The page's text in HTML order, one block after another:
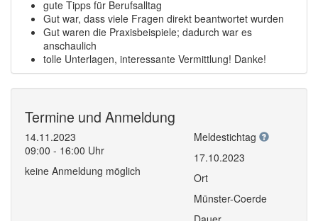
gute Tipps für Berufsalltag
Gut war, dass viele Fragen direkt beantwortet wurden
Gut waren die Praxisbeispiele; dadurch war es
anschaulich
tolle Unterlagen, interessante Vermittlung! Danke!
Termine und Anmeldung
14.11.2023
09:00 - 16:00 Uhr
keine Anmeldung möglich
Meldestichtag
17.10.2023
Ort
Münster-Coerde